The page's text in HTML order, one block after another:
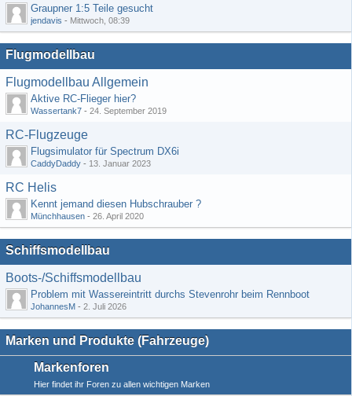
Graupner 1:5 Teile gesucht
jendavis - Mittwoch, 08:39
Flugmodellbau
Flugmodellbau Allgemein
Aktive RC-Flieger hier?
Wassertank7 - 24. September 2019
RC-Flugzeuge
Flugsimulator für Spectrum DX6i
CaddyDaddy - 13. Januar 2023
RC Helis
Kennt jemand diesen Hubschrauber ?
Münchhausen - 26. April 2020
Schiffsmodellbau
Boots-/Schiffsmodellbau
Problem mit Wassereintritt durchs Stevenrohr beim Rennboot
JohannesM - 2. Juli 2026
Marken und Produkte (Fahrzeuge)
Markenforen
Hier findet ihr Foren zu allen wichtigen Marken